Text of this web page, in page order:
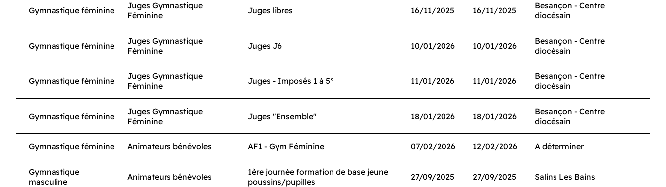
Gymnastique féminine
Juges Gymnastique
Féminine
Juges libres 16/11/2025 16/11/2025
Besançon - Centre
diocésain
Gymnastique féminine
Juges Gymnastique
Féminine
Juges J6 10/01/2026 10/01/2026
Besançon - Centre
diocésain
Gymnastique féminine
Juges Gymnastique
Féminine
Juges - Imposés 1 à 5° 11/01/2026 11/01/2026
Besançon - Centre
diocésain
Gymnastique féminine
Juges Gymnastique
Féminine
Juges "Ensemble" 18/01/2026 18/01/2026
Besançon - Centre
diocésain
Gymnastique féminine Animateurs bénévoles AF1 - Gym Féminine 07/02/2026 12/02/2026 A déterminer
Gymnastique
masculine
Animateurs bénévoles
1ère journée formation de base jeune
poussins/pupilles
27/09/2025 27/09/2025 Salins Les Bains